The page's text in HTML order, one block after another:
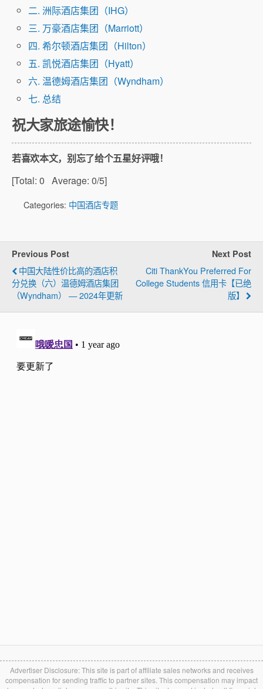
二. 洲际酒店集团（IHG）
三. 万豪酒店集团（Marriott）
四. 希尔顿酒店集团（Hilton）
五. 凯悦酒店集团（Hyatt）
六. 温德姆酒店集团（Wyndham）
七. 总结
祝大家旅途愉快！
若喜欢本文，别忘了给个五星好评哦！
[Total: 0 Average: 0/5]
Categories: 中国酒店专题
Previous Post
中国大陆性价比高的酒店积
分兑换（六）温德姆酒店集团
（Wyndham） — 2024年更新
Next Post
Citi ThankYou Preferred For
College Students 信用卡【已绝
版】
Advertiser Disclosure: This site is part of affiliate sales networks and receives
compensation for sending traffic to partner sites. This compensation may impact